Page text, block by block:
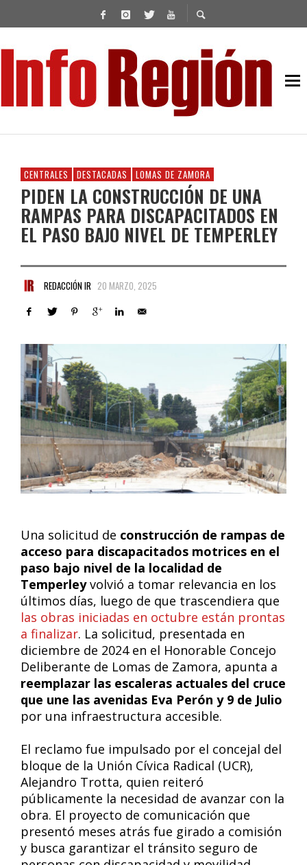
CENTRALES DESTACADAS LOMAS DE ZAMORA
PIDEN LA CONSTRUCCIÓN DE UNA
RAMPAS PARA DISCAPACITADOS EN
EL PASO BAJO NIVEL DE TEMPERLEY
REDACCIÓN IR 20 MARZO, 2025
Una solicitud de construcción de rampas de
acceso para discapacitados motrices en el
paso bajo nivel de la localidad de
Temperleyvolvió a tomar relevancia en los
últimos días, luego de que trascendiera que
las obras iniciadas en octubre están prontas
a finalizar. La solicitud, presentada en
diciembre de 2024 en el Honorable Concejo
Deliberante de Lomas de Zamora, apunta a
reemplazar las escaleras actuales del cruce
que une las avenidas Eva Perón y 9 de Julio
por una infraestructura accesible.
El reclamo fue impulsado por el concejal del
bloque de la Unión Cívica Radical (UCR),
Alejandro Trotta, quien reiteró
públicamente la necesidad de avanzar con la
obra. El proyecto de comunicación que
presentó meses atrás fue girado a comisión
y busca garantizar el tránsito seguro de